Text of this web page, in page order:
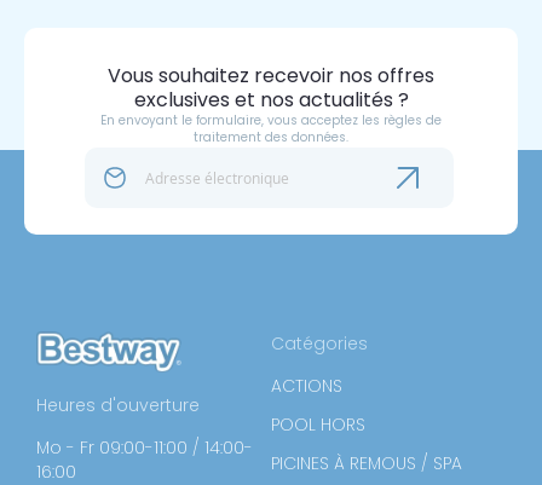
Vous souhaitez recevoir nos offres
exclusives et nos actualités ?
En envoyant le formulaire, vous acceptez les règles de
traitement des données.
Heures d'ouverture
Mo - Fr 09:00-11:00 / 14:00-
16:00
Catégories
ACTIONS
POOL HORS
PICINES À REMOUS / SPA